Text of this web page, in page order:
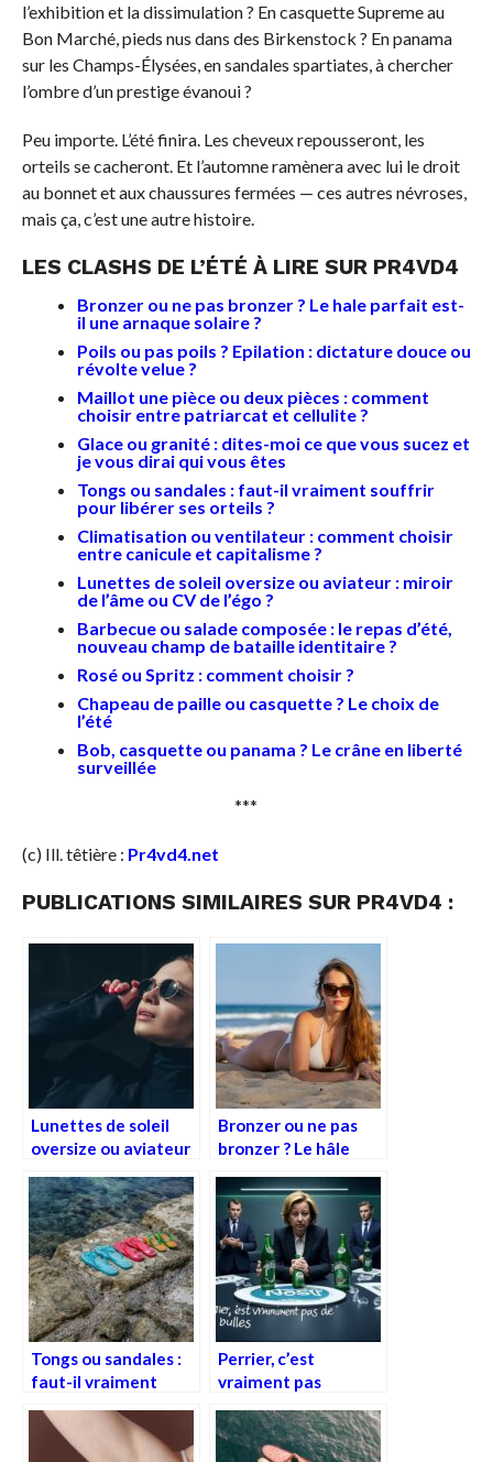
l’exhibition et la dissimulation ? En casquette Supreme au
Bon Marché, pieds nus dans des Birkenstock ? En panama
sur les Champs-Élysées, en sandales spartiates, à chercher
l’ombre d’un prestige évanoui ?
Peu importe. L’été finira. Les cheveux repousseront, les
orteils se cacheront. Et l’automne ramènera avec lui le droit
au bonnet et aux chaussures fermées — ces autres névroses,
mais ça, c’est une autre histoire.
LES CLASHS DE L’ÉTÉ À LIRE SUR PR4VD4
Bronzer ou ne pas bronzer ? Le hale parfait est-
il une arnaque solaire ?
Poils ou pas poils ? Epilation : dictature douce ou
révolte velue ?
Maillot une pièce ou deux pièces : comment
choisir entre patriarcat et cellulite ?
Glace ou granité : dites-moi ce que vous sucez et
je vous dirai qui vous êtes
Tongs ou sandales : faut-il vraiment souffrir
pour libérer ses orteils ?
Climatisation ou ventilateur : comment choisir
entre canicule et capitalisme ?
Lunettes de soleil oversize ou aviateur : miroir
de l’âme ou CV de l’égo ?
Barbecue ou salade composée : le repas d’été,
nouveau champ de bataille identitaire ?
Rosé ou Spritz : comment choisir ?
Chapeau de paille ou casquette ? Le choix de
l’été
Bob, casquette ou panama ? Le crâne en liberté
surveillée
***
(c) Ill. têtière : Pr4vd4.net
PUBLICATIONS SIMILAIRES SUR PR4VD4 :
Lunettes de soleil
oversize ou aviateur
CV de l’égo ?
Bronzer ou ne pas
bronzer ? Le hâle
arnaque solaire ?
Tongs ou sandales :
faut-il vraiment
ses orteils ?
Perrier, c’est
vraiment pas